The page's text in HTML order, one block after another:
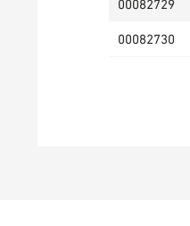
00082729
00082730